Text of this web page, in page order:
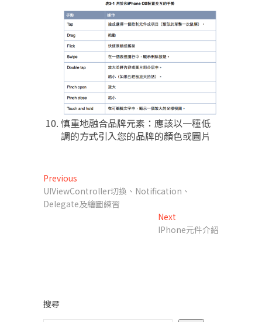
慎重地融合品牌元素：應該以一種低
調的方式引入您的品牌的顏色或圖片
文
章
Previous
post:
UIViewController切換、Notification、
Delegate及繪圖練習
Next
post:
IPhone元件介紹
搜尋